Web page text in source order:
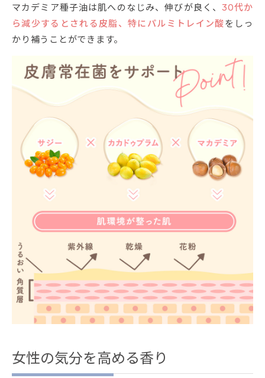
マカデミア種子油は肌へのなじみ、伸びが良く、30代か
ら減少するとされる皮脂、特にパルミトレイン酸をしっ
かり補うことができます。
女性の気分を高める香り